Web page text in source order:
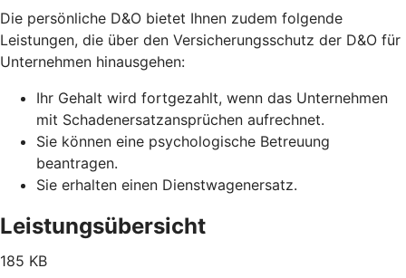
Die persönliche D&O bietet Ihnen zudem folgende
Leistungen, die über den Versicherungsschutz der D&O für
Unternehmen hinausgehen:
Ihr Gehalt wird fortgezahlt, wenn das Unternehmen
mit Schadenersatzansprüchen aufrechnet.
Sie können eine psychologische Betreuung
beantragen.
Sie erhalten einen Dienstwagenersatz.
Leistungsübersicht
185 KB